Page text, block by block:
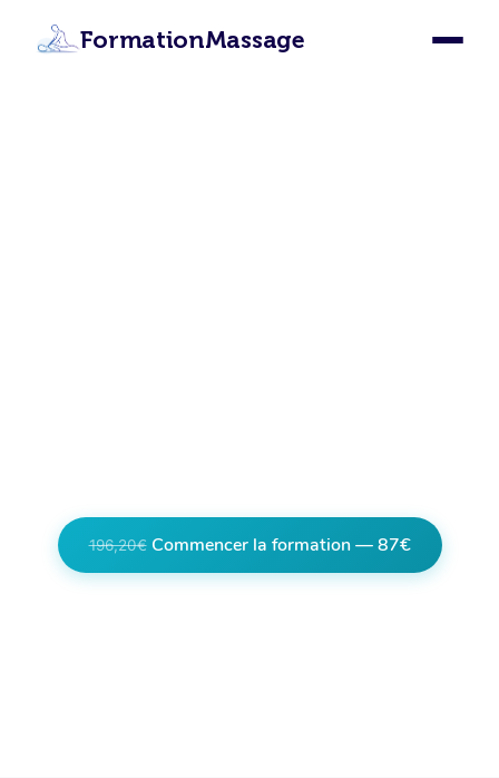
FormationMassage
196,20€ Commencer la formation — 87€